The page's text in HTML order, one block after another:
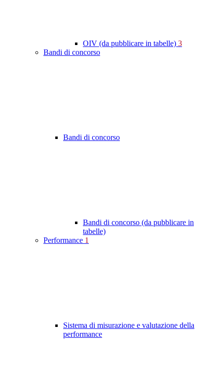
OIV (da pubblicare in tabelle) 3
Bandi di concorso
Bandi di concorso
Bandi di concorso (da pubblicare in
tabelle)
Performance 1
Sistema di misurazione e valutazione della
performance